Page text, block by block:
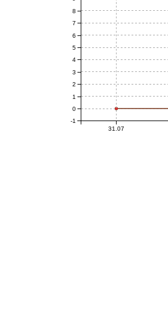
31.07
-1
0
1
2
3
4
5
6
7
8